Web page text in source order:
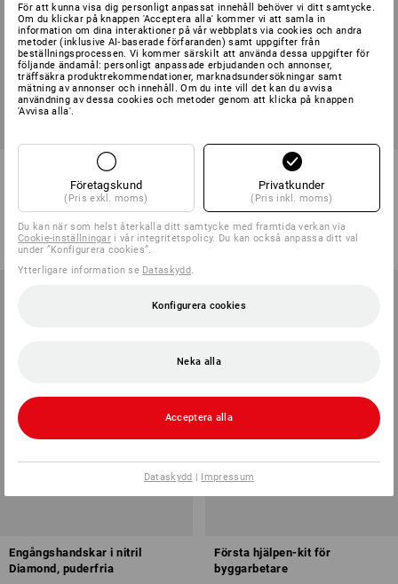
STRAUSSbox Förbandslåda
DIN 13157+hållare
variant
485,00 kr373,75 kr
(inkl. moms)
Nitrilhandskar evertouch micro
1 färg
från 26,25 kr
(inkl. moms) från 240 Par
Engångshandskar i nitril
Diamond, puderfria
Första hjälpen-kit för
byggarbetare
För att kunna visa dig personligt anpassat innehåll behöver vi ditt samtycke.
Om du klickar på knappen 'Acceptera alla' kommer vi att samla in
information om dina interaktioner på vår webbplats via cookies och andra
metoder (inklusive AI‑baserade förfaranden) samt uppgifter från
beställningsprocessen. Vi kommer särskilt att använda dessa uppgifter för
följande ändamål: personligt anpassade erbjudanden och annonser,
träffsäkra produktrekommendationer, marknadsundersökningar samt
mätning av annonser och innehåll. Om du inte vill det kan du avvisa
användning av dessa cookies och metoder genom att klicka på knappen
'Avvisa alla'.
Företagskund
(Pris exkl. moms)
Privatkunder
(Pris inkl. moms)
Du kan när som helst återkalla ditt samtycke med framtida verkan via
Cookie-inställningar i vår integritetspolicy. Du kan också anpassa ditt val
under ”Konfigurera cookies”.
Ytterligare information se Dataskydd.
Konfigurera cookies
Neka alla
Acceptera alla
Dataskydd | Impressum